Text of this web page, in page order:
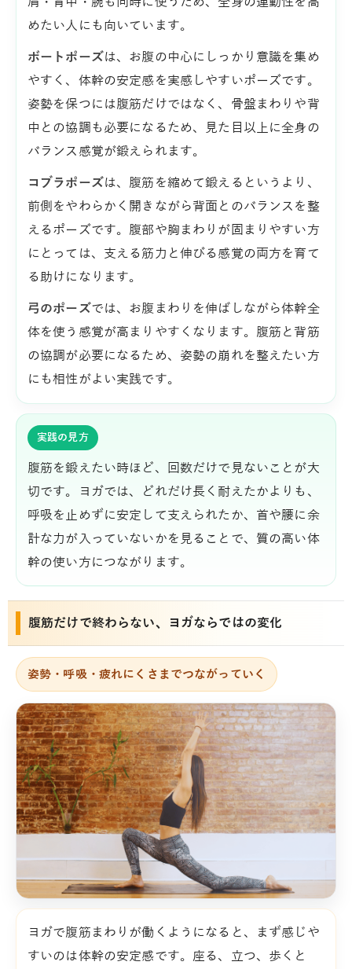
めたい人にも向いています。
ボートポーズは、お腹の中心にしっかり意識を集め
やすく、体幹の安定感を実感しやすいポーズです。
姿勢を保つには腹筋だけではなく、骨盤まわりや背
中との協調も必要になるため、見た目以上に全身の
バランス感覚が鍛えられます。
コブラポーズは、腹筋を縮めて鍛えるというより、
前側をやわらかく開きながら背面とのバランスを整
えるポーズです。腹部や胸まわりが固まりやすい方
にとっては、支える筋力と伸びる感覚の両方を育て
る助けになります。
弓のポーズでは、お腹まわりを伸ばしながら体幹全
体を使う感覚が高まりやすくなります。腹筋と背筋
の協調が必要になるため、姿勢の崩れを整えたい方
にも相性がよい実践です。
実践の見方
腹筋を鍛えたい時ほど、回数だけで見ないことが大
切です。ヨガでは、どれだけ長く耐えたかよりも、
呼吸を止めずに安定して支えられたか、首や腰に余
計な力が入っていないかを見ることで、質の高い体
幹の使い方につながります。
腹筋だけで終わらない、ヨガならではの変化
姿勢・呼吸・疲れにくさまでつながっていく
ヨガで腹筋まわりが働くようになると、まず感じや
すいのは体幹の安定感です。座る、立つ、歩くと